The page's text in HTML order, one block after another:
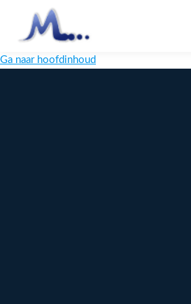
Ga naar hoofdinhoud